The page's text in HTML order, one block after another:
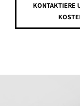
KONTAKTIERE